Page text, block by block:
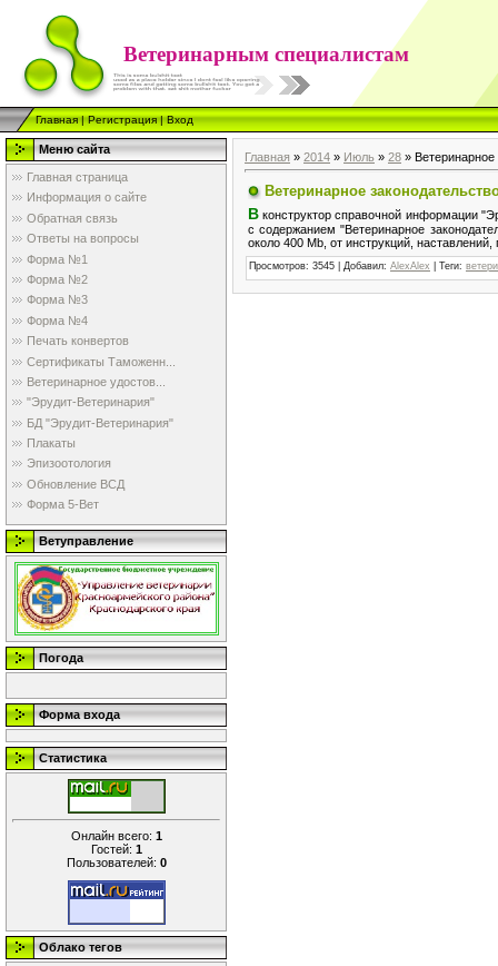
Ветеринарным специалистам
Главная|Регистрация|Вход
Меню сайта
Главная страница
Информация о сайте
Обратная связь
Ответы на вопросы
Форма №1
Форма №2
Форма №3
Форма №4
Печать конвертов
Сертификаты Таможенн...
Ветеринарное удостов...
"Эрудит-Ветеринария"
БД "Эрудит-Ветеринария"
Плакаты
Эпизоотология
Обновление ВСД
Форма 5-Вет
Ветуправление
Погода
Форма входа
Статистика
Онлайн всего: 1
Гостей: 1
Пользователей: 0
Облако тегов
Главная » 2014 » Июль » 28 » Ветеринарное
Ветеринарное
В конструктор справочной информации
с содержанием "Ветеринарное
около 400 Mb, от инструкций,
Просмотров: 3545 | Добавил: AlexAlex Теги: